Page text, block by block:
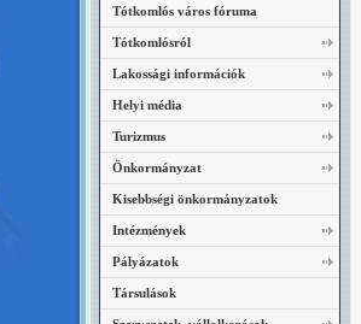
Tótkomlós város fóruma
Tótkomlósról
Lakossági információk
Helyi média
Turizmus
Önkormányzat
Kisebbségi önkormányzatok
Intézmények
Pályázatok
Társulások